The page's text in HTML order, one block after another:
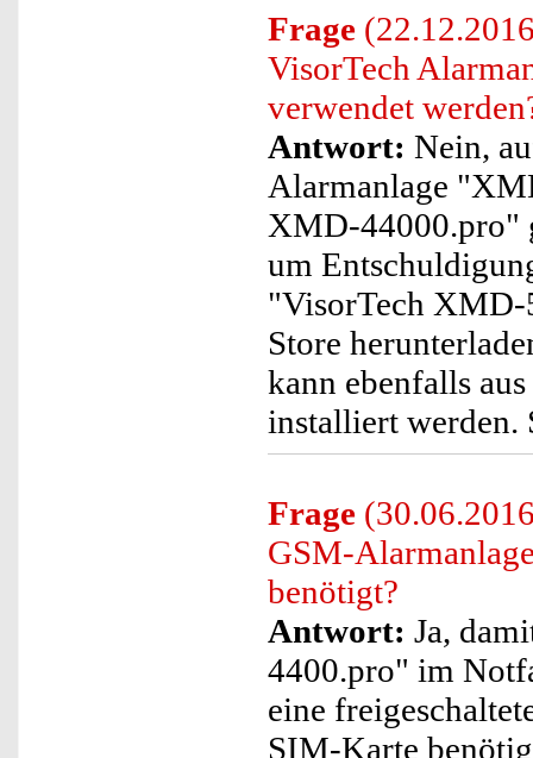
Frage
VisorTech
verwendet
Antwort: Nein,
Alarmanlage
XMD-44000.pro"
um
"VisorTech XMD-
Store
kann ebenfalls
installiert werden.
Frage
GSM-
benötigt?
Antwort: Ja,
4400.pro" im
eine
SIM-Karte